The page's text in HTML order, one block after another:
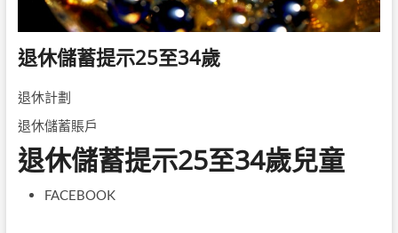
退休儲蓄提示25至34歲
退休計劃
退休儲蓄賬戶
退休儲蓄提示25至34歲兒童
FACEBOOK